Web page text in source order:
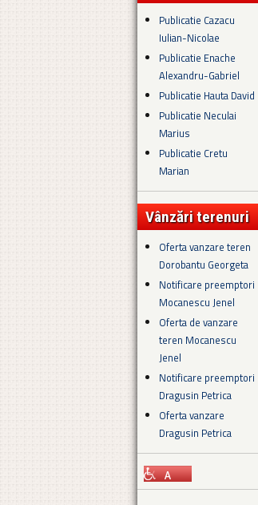
Publicatie Cazacu
Iulian-Nicolae
Publicatie Enache
Alexandru-Gabriel
Publicatie Hauta David
Publicatie Neculai
Marius
Publicatie Cretu
Marian
Vânzări terenuri
Oferta vanzare teren
Dorobantu Georgeta
Notificare preemptori
Mocanescu Jenel
Oferta de vanzare
teren Mocanescu
Jenel
Notificare preemptori
Dragusin Petrica
Oferta vanzare
Dragusin Petrica